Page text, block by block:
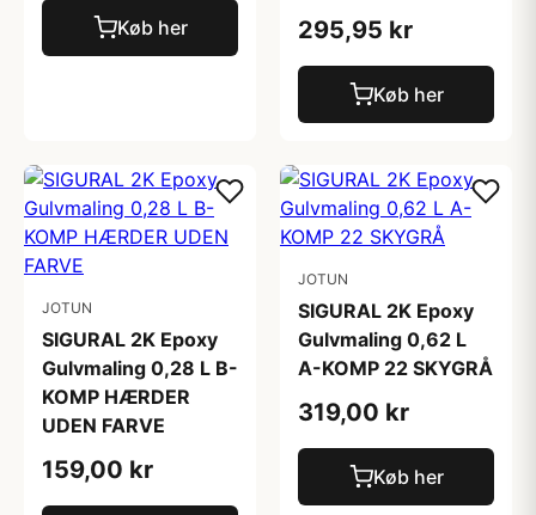
Køb her 295,95 kr
Køb her
JOTUN
SIGURAL 2K Epoxy
Gulvmaling 0,28 L B-
KOMP HÆRDER
UDEN FARVE
159,00 kr
JOTUN
SIGURAL 2K Epoxy
Gulvmaling 0,62 L
A-KOMP 22 SKYGRÅ
319,00 kr
Køb her